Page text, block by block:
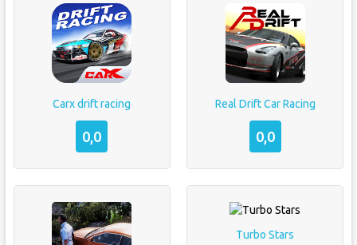
Carx drift racing
0,0
Real Drift Car Racing
0,0
Turbo Stars